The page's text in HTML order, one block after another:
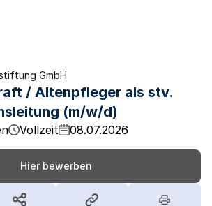
GmbH
/ Altenpfleger als stv.
(m/w/d)
Vollzeit 08.07.2026
Hier bewerben